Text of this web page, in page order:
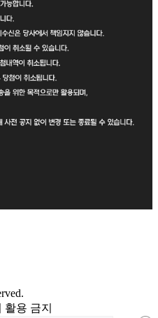
용 금지